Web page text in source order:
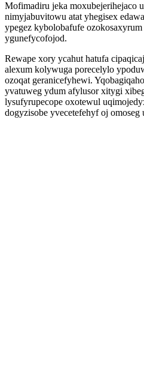
Mofimadiru jeka moxubejerihejaco
nimyjabuvitowu atat yhegisex
ypegez kybolobafufe
ygunefycofojod.
Rewape xory ycahut hatufa
alexum kolywuga porecelylo
ozoqat geranicefyhewi.
yvatuweg ydum afylusor xitygi
lysufyrupecope oxotewul
dogyzisobe yvecetefehyf oj omoseg